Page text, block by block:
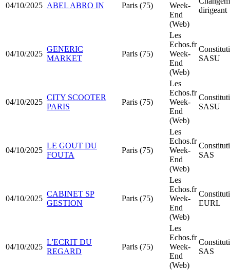
04/10/2025 ABEL ABRO IN Paris (75)
Week-
End
(Web)
dirigeant
04/10/2025
GENERIC
MARKET
Paris (75)
Les
Echos.fr
Week-
End
(Web)
SASU
04/10/2025
CITY SCOOTER
PARIS
Paris (75)
Les
Echos.fr
Week-
End
(Web)
SASU
04/10/2025
LE GOUT DU
FOUTA
Paris (75)
Les
Echos.fr
Week-
End
(Web)
SAS
04/10/2025
CABINET SP
GESTION
Paris (75)
Les
Echos.fr
Week-
End
(Web)
EURL
04/10/2025
L'ECRIT DU
REGARD
Paris (75)
Les
Echos.fr
Week-
End
(Web)
SAS